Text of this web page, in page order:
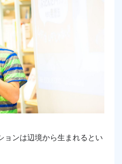
ョンは辺境から生まれるとい